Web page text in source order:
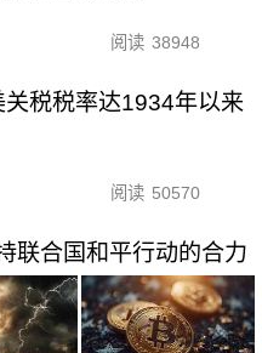
阅读 38948
关税税率达1934年以来
阅读 50570
联合国和平行动的合力